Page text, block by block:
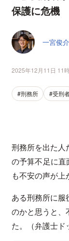
保護に危機
一宮俊介
2025年12月11日 11
#刑務所 #受刑
刑務所を出た人
の予算不足に
も不安の声が上
ある刑務所に服
のかと思うと、
た。（弁護士ド